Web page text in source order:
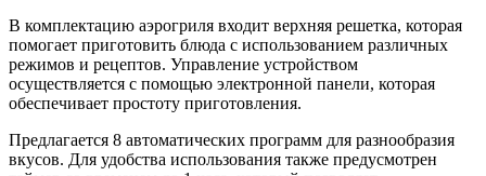
В комплектацию аэрогриля входит верхняя решетка, которая
помогает приготовить блюда с использованием различных
режимов и рецептов. Управление устройством
осуществляется с помощью электронной панели, которая
обеспечивает простоту приготовления.
Предлагается 8 автоматических программ для разнообразия
вкусов. Для удобства использования также предусмотрен